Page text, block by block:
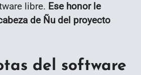
libre. Ese honor le
de Ñu del proyecto
del software